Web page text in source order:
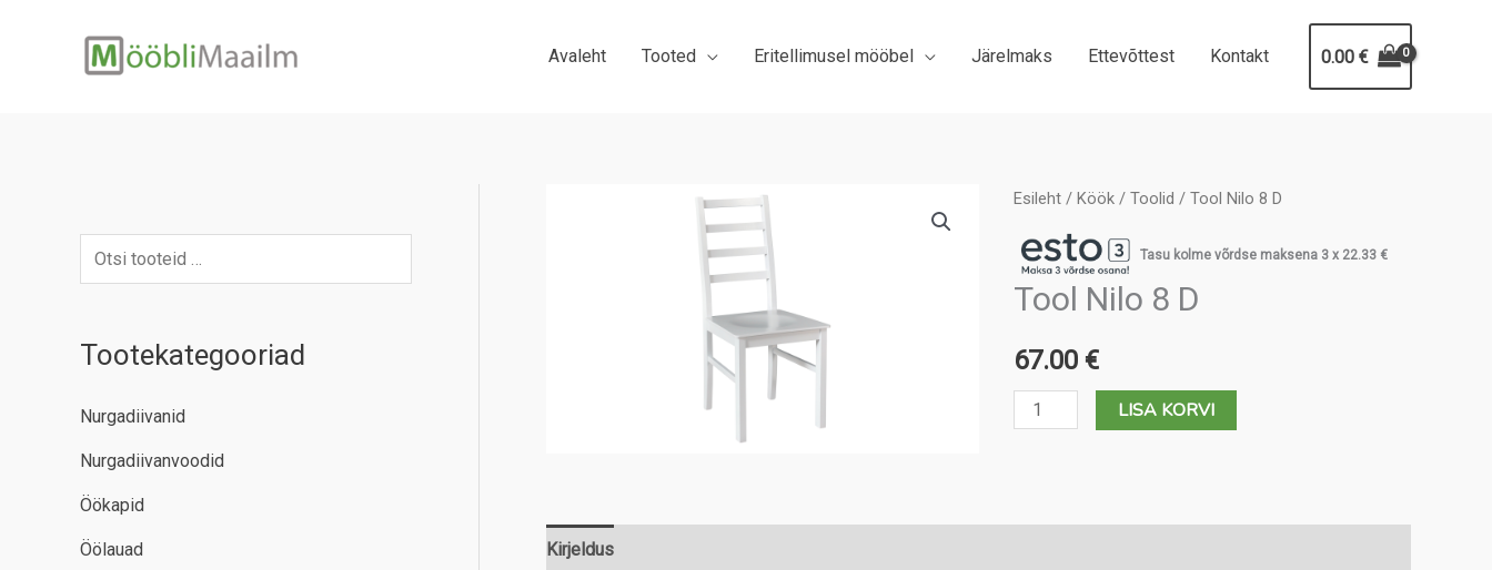
Avaleht Tooted Eritellimusel mööbel Järelmaks Ettevõttest Kontakt 0.00 €
Tootekategooriad
Nurgadiivanid
Nurgadiivanvoodid
Öökapid
Öölauad
Esileht/ Köök/ Toolid / Tool Nilo 8 D
Tasu kolme võrdse maksena 3 x 22.33 €
Tool Nilo 8 D
67.00 €
Tool
LISA KORVI
Kirjeldus